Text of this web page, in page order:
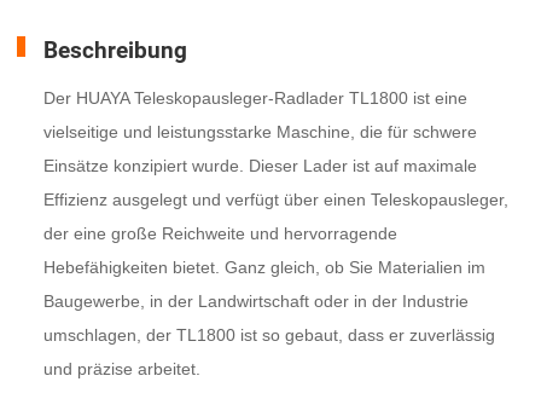
Beschreibung
Der HUAYA Teleskopausleger-Radlader TL1800 ist eine
vielseitige und leistungsstarke Maschine, die für schwere
Einsätze konzipiert wurde. Dieser Lader ist auf maximale
Effizienz ausgelegt und verfügt über einen Teleskopausleger,
der eine große Reichweite und hervorragende
Hebefähigkeiten bietet. Ganz gleich, ob Sie Materialien im
Baugewerbe, in der Landwirtschaft oder in der Industrie
umschlagen, der TL1800 ist so gebaut, dass er zuverlässig
und präzise arbeitet.